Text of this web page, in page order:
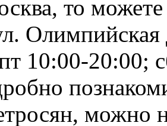
то
Олимпийская
10:00-20:00;
можно